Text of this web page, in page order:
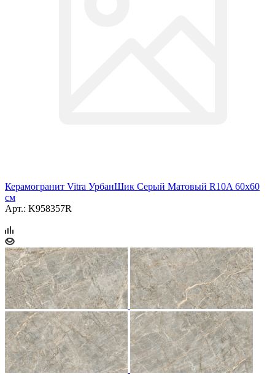
Керамогранит Vitra УрбанШик Серый Матовый R10A 60x60
см
Арт.: K958357R